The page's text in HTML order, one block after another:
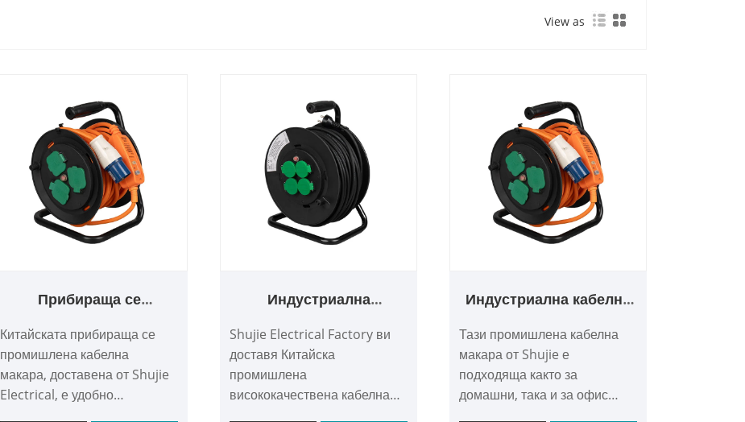
View as
Прибираща се
макара
Китайската прибираща се
промишлена кабелна
макара, доставена от Shujie
Electrical, е удобно
Индустриална
кабелна макара
Shujie Electrical Factory ви
доставя Китайска
промишлена
висококачествена кабелна
Индустриална кабелна
Тази промишлена кабелна
макара от Shujie е
подходяща както за
домашни, така и за офис